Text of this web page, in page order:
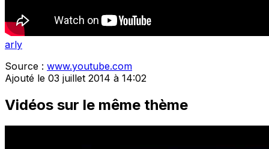
arly
Source : www.youtube.com
Ajouté le 03 juillet 2014 à 14:02
Vidéos sur le même thème